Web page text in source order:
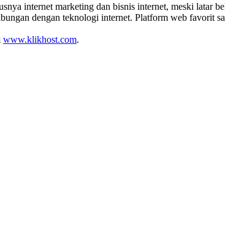
internet marketing dan bisnis internet, meski latar
dengan teknologi internet. Platform web favorit
www.klikhost.com.